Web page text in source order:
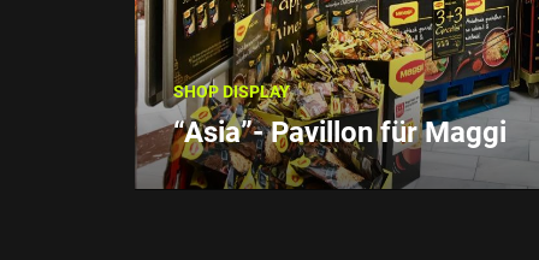
SHOP DISPLAY
“Asia”- Pavillon für Maggi